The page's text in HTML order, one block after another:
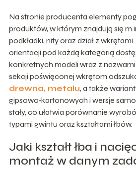
Na stronie producenta elementy
produktów, w którym znajdują się
podkładki, nity oraz dział z
orientacji pod każdą kategorią
konkretnych modeli wraz z
sekcji poświęconej wkrętom
drewna, metalu, a także
gipsowo‑kartonowych i wersje
stały, co ułatwia porównanie
typami gwintu oraz kształtami łbów.
Jaki kształt łba i
montaż w danym